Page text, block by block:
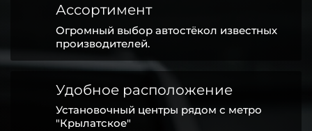
Ассортимент
Огромный выбор автостёкол известных
производителей.
Удобное расположение
Установочный центры рядом с метро
"Крылатское"